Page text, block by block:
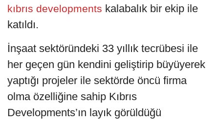
kıbrıs developments kalabalık bir ekip ile
katıldı.
İnşaat sektöründeki 33 yıllık tecrübesi ile
her geçen gün kendini geliştirip büyüyerek
yaptığı projeler ile sektörde öncü firma
olma özelliğine sahip Kıbrıs
Developments’ın layık görüldüğü